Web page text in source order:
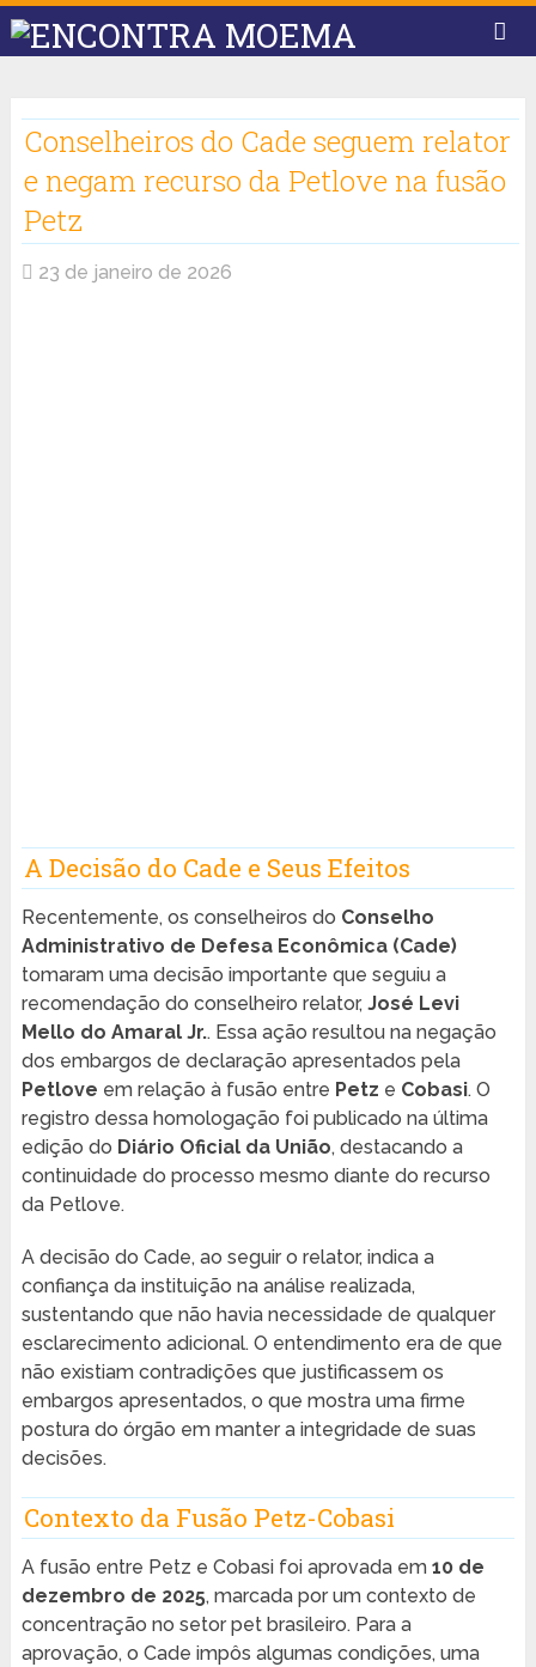
Conselheiros do Cade seguem relator
e negam recurso da Petlove na fusão
Petz
23 de janeiro de 2026
A Decisão do Cade e Seus Efeitos
Recentemente, os conselheiros do Conselho
Administrativo de Defesa Econômica (Cade)
tomaram uma decisão importante que seguiu a
recomendação do conselheiro relator, José Levi
Mello do Amaral Jr.. Essa ação resultou na negação
dos embargos de declaração apresentados pela
Petlove em relação à fusão entre Petz e Cobasi. O
registro dessa homologação foi publicado na última
edição do Diário Oficial da União, destacando a
continuidade do processo mesmo diante do recurso
da Petlove.
A decisão do Cade, ao seguir o relator, indica a
confiança da instituição na análise realizada,
sustentando que não havia necessidade de qualquer
esclarecimento adicional. O entendimento era de que
não existiam contradições que justificassem os
embargos apresentados, o que mostra uma firme
postura do órgão em manter a integridade de suas
decisões.
Contexto da Fusão Petz-Cobasi
A fusão entre Petz e Cobasi foi aprovada em 10 de
dezembro de 2025, marcada por um contexto de
concentração no setor pet brasileiro. Para a
aprovação, o Cade impôs algumas condições, uma